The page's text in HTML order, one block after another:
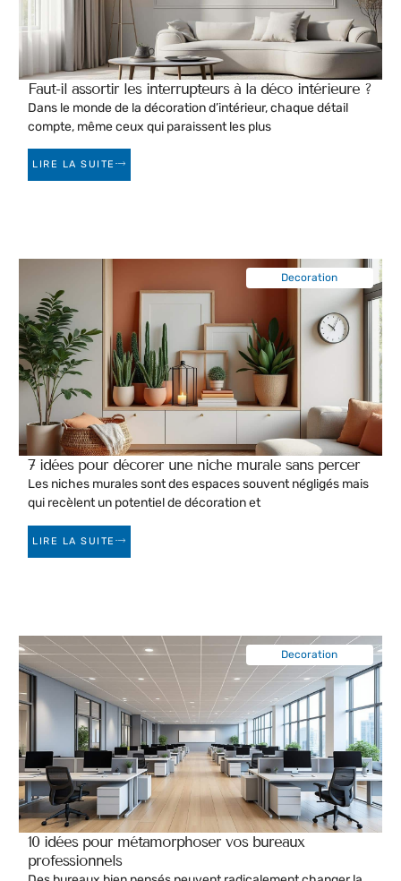
Faut-il assortir les interrupteurs à la déco intérieure ?
Dans le monde de la décoration d’intérieur, chaque détail
compte, même ceux qui paraissent les plus
LIRE LA SUITE
7 idées pour décorer une niche murale sans percer
Les niches murales sont des espaces souvent négligés mais
qui recèlent un potentiel de décoration et
LIRE LA SUITE
Decoration
10 idées pour métamorphoser vos bureaux
professionnels
Decoration